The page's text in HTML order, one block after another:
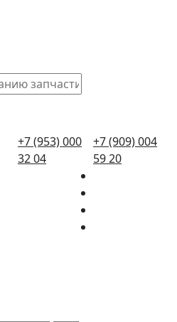
+7 (953) 000
32 04
+7 (909) 004
59 20